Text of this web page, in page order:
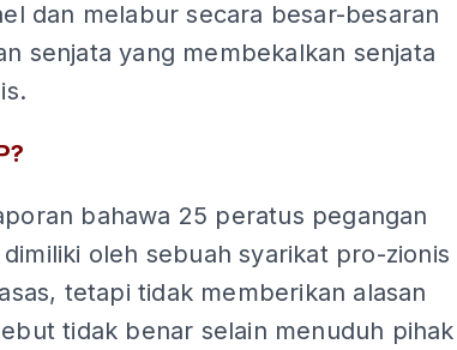
dan melabur secara besar-besaran
senjata yang membekalkan senjata
bahawa 25 peratus pegangan
oleh sebuah syarikat pro-zionis
tetapi tidak memberikan alasan
tidak benar selain menuduh pihak